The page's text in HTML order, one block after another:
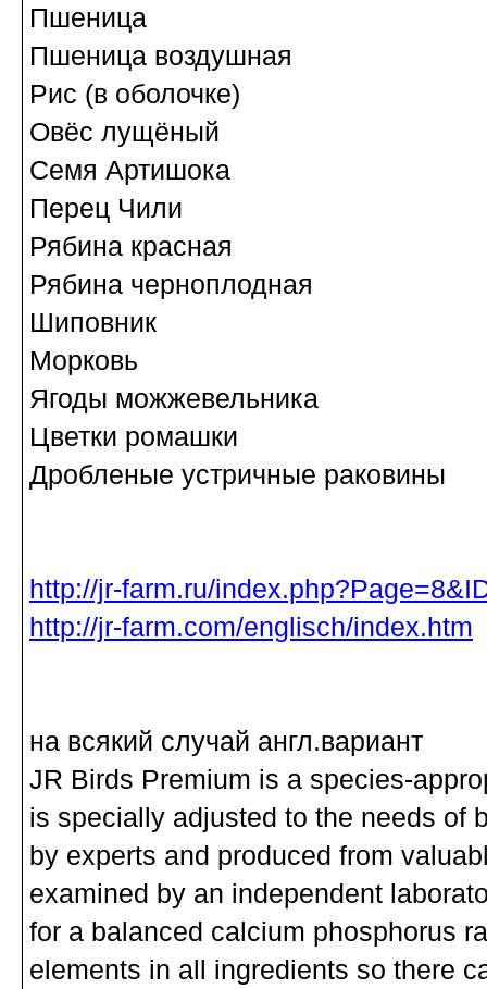
Пшеница
Пшеница воздушная
Рис (в оболочке)
Овёс лущёный
Семя Артишока
Перец Чили
Рябина красная
Рябина черноплодная
Шиповник
Морковь
Ягоды можжевельника
Цветки ромашки
Дробленые устричные раковины
http://jr-farm.ru/
http://jr-farm.com/englisch/index.htm
на всякий случай англ.вариант
JR Birds Premium is a species-
is specially adjusted to the needs of
by experts and produced from
examined by an independent
for a balanced calcium phosphorus
elements in all ingredients so there